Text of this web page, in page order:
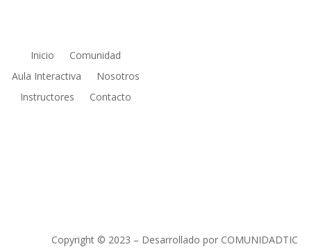
Inicio
Comunidad
Aula Interactiva
Nosotros
Instructores
Contacto
Copyright © 2023 – Desarrollado por COMUNIDADTIC